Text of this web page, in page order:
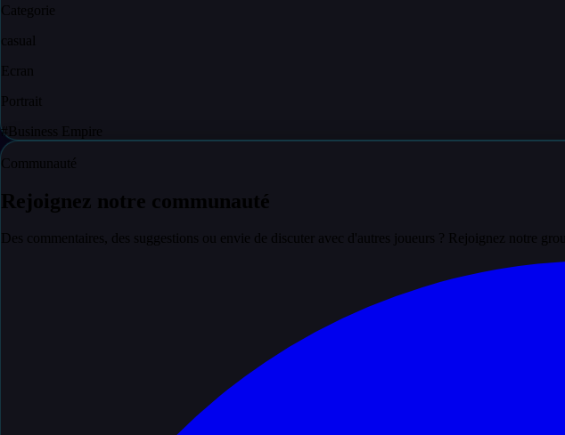
Categorie
casual
Ecran
Portrait
# Business Empire
Communauté
Rejoignez notre communauté
Des commentaires, des suggestions ou envie de discuter avec d'autres joueurs ? Rejoignez notre